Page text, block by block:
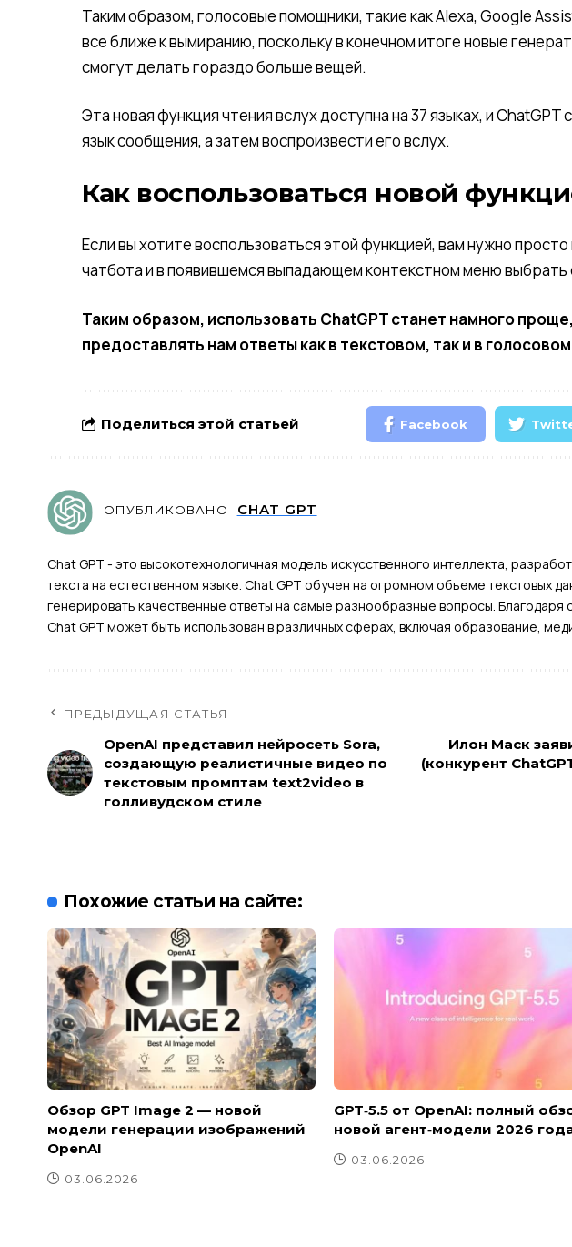
Таким образом, голосовые помощники, такие как Alexa, Google
все ближе к вымиранию, поскольку в конечном итоге новые
смогут делать гораздо больше вещей.
Эта новая функция чтения вслух доступна на 37 языках, и
язык сообщения, а затем воспроизвести его вслух.
Как воспользоваться новой
Если вы хотите воспользоваться этой функцией, вам нужно
чатбота и в появившемся выпадающем контекстном меню выбрать
Таким образом, использовать ChatGPT станет намного
предоставлять нам ответы как в текстовом, так и в
Поделиться этой статьей Facebook
ОПУБЛИКОВАНО CHAT GPT
Chat GPT - это высокотехнологичная модель искусственного интеллекта,
текста на естественном языке. Chat GPT обучен на огромном объеме текстовых
генерировать качественные ответы на самые разнообразные вопросы. Благодаря
Chat GPT может быть использован в различных сферах, включая образование,
ПРЕДЫДУЩАЯ СТАТЬЯ
OpenAI представил нейросеть Sora,
создающую реалистичные видео по
текстовым промптам text2video в
голливудском стиле
Илон Маск
(конкурент
Похожие статьи на сайте:
Обзор GPT Image 2 — новой
модели генерации изображений
OpenAI
03.06.2026
GPT‑5.5 от OpenAI: полный
новой агент‑модели 2026
03.06.2026